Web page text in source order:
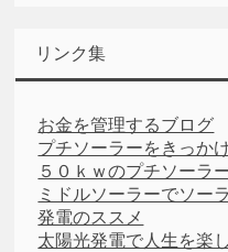
リンク集
お金を管理するブログ
プチソーラーをきっか
５０ｋｗのプチソーラ
ミドルソーラーでソー
発電のススメ
太陽光発電で人生を楽